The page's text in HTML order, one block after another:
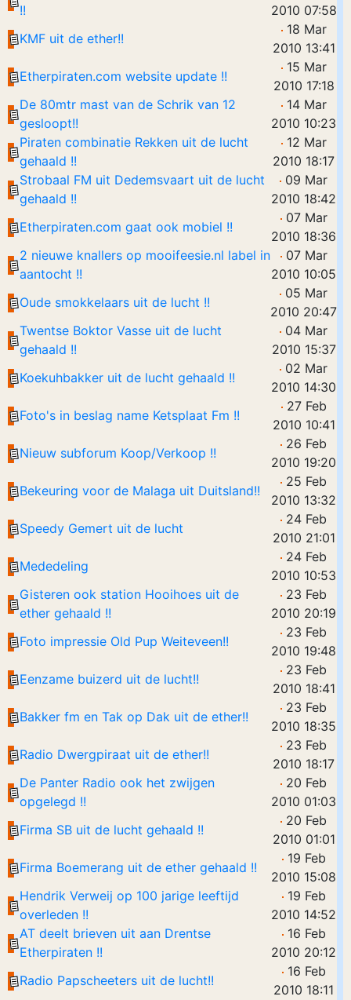
!!
2010 07:58
KMF uit de ether!!
18 Mar
2010 13:41
Etherpiraten.com website update !!
15 Mar
2010 17:18
De 80mtr mast van de Schrik van 12
gesloopt!!
14 Mar
2010 10:23
Piraten combinatie Rekken uit de lucht
gehaald !!
12 Mar
2010 18:17
Strobaal FM uit Dedemsvaart uit de lucht
gehaald !!
09 Mar
2010 18:42
Etherpiraten.com gaat ook mobiel !!
07 Mar
2010 18:36
2 nieuwe knallers op mooifeesie.nl label in
aantocht !!
07 Mar
2010 10:05
Oude smokkelaars uit de lucht !!
05 Mar
2010 20:47
Twentse Boktor Vasse uit de lucht
gehaald !!
04 Mar
2010 15:37
Koekuhbakker uit de lucht gehaald !!
02 Mar
2010 14:30
Foto's in beslag name Ketsplaat Fm !!
27 Feb
2010 10:41
Nieuw subforum Koop/Verkoop !!
26 Feb
2010 19:20
Bekeuring voor de Malaga uit Duitsland!!
25 Feb
2010 13:32
Speedy Gemert uit de lucht
24 Feb
2010 21:01
Mededeling
24 Feb
2010 10:53
Gisteren ook station Hooihoes uit de
ether gehaald !!
23 Feb
2010 20:19
Foto impressie Old Pup Weiteveen!!
23 Feb
2010 19:48
Eenzame buizerd uit de lucht!!
23 Feb
2010 18:41
Bakker fm en Tak op Dak uit de ether!!
23 Feb
2010 18:35
Radio Dwergpiraat uit de ether!!
23 Feb
2010 18:17
De Panter Radio ook het zwijgen
opgelegd !!
20 Feb
2010 01:03
Firma SB uit de lucht gehaald !!
20 Feb
2010 01:01
Firma Boemerang uit de ether gehaald !!
19 Feb
2010 15:08
Hendrik Verweij op 100 jarige leeftijd
overleden !!
19 Feb
2010 14:52
AT deelt brieven uit aan Drentse
Etherpiraten !!
16 Feb
2010 20:12
Radio Papscheeters uit de lucht!!
16 Feb
2010 18:11